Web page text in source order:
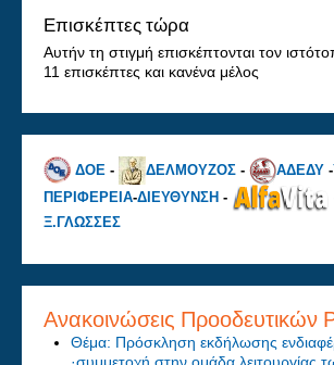
Επισκέπτες τώρα
Αυτήν τη στιγμή επισκέπτονται τον
11 επισκέπτες και κανένα μέλος
ΔΟΕ - ΔΕΛΜΟΥΖΟΣ - ΑΔΕΔΥ -
ΠΕΡΙΦΕΡΕΙΑ-ΔΙΕΥΘΥΝΣΗ -
Ξ.ΓΛΩΣΣΕΣ
Ανακοινώσεις Προοδευτικών
Θέμα: Πρόσκληση εκδήλωσης